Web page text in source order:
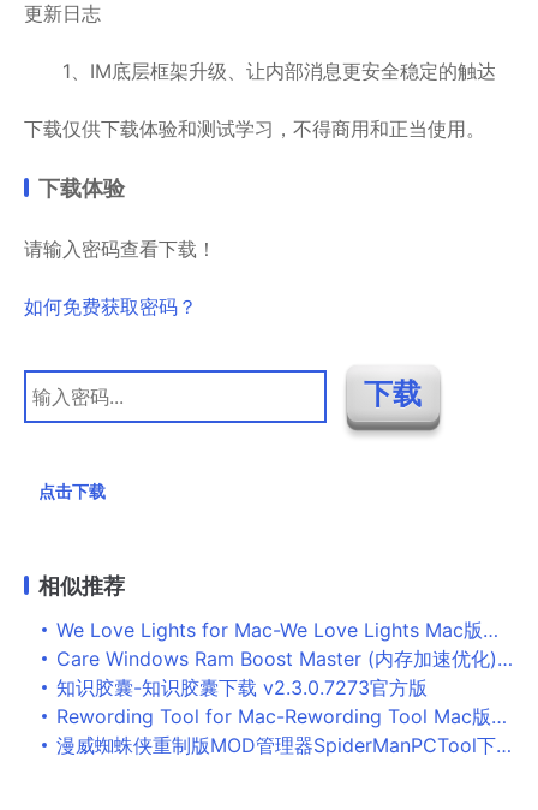
更新日志
1、IM底层框架升级、让内部消息更安全稳定的触达
下载仅供下载体验和测试学习，不得商用和正当使用。
下载体验
请输入密码查看下载！
如何免费获取密码？
点击下载
相似推荐
We Love Lights for Mac-We Love Lights Mac版下载 V1.0.1
Care Windows Ram Boost Master (内存加速优化)下载 V5.0.1.1 绿色汉化版-screen.width-300
知识胶囊-知识胶囊下载 v2.3.0.7273官方版
Rewording Tool for Mac-Rewording Tool Mac版下载 V1.0
漫威蜘蛛侠重制版MOD管理器SpiderManPCTool下载 v1.1.1-漫威蜘蛛侠重制版MOD管理器下载